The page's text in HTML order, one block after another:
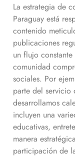
La estrategia de
Paraguay está
contenido
publicaciones
un flujo
comunidad
sociales. Por
parte del servicio
desarrollamos
incluyen una
educativas,
manera
participación de